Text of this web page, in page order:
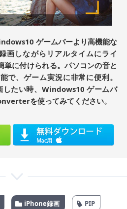
ゲームバーより高機能な
画しながらリアルタイムにライ
単に付けられる。パソコンの音と
で、ゲーム実況に非常に便利。
たい時、Windows10 ゲームバ
を使ってみてください。
iPhone録画 PIP